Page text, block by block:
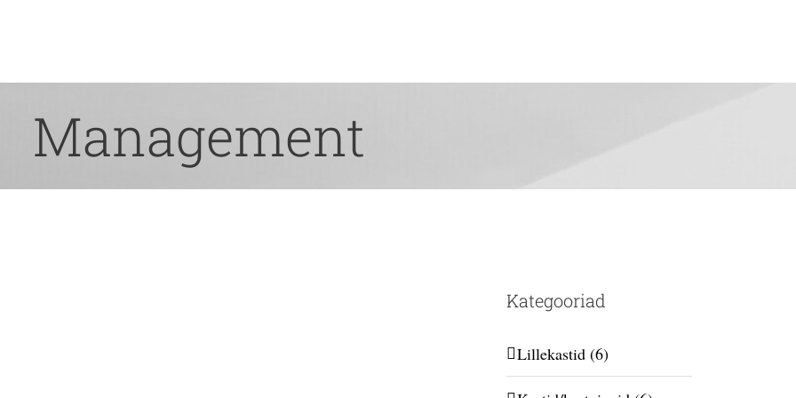
Management
Kategooriad
Lillekastid (6)